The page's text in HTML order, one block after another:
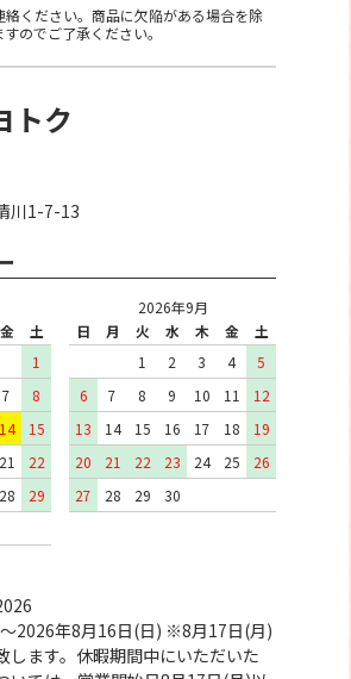
ください。商品に欠陥がある場合を除
のでご了承ください。
トク
川1-7-13
金
土
1
7
8
14
15
21
22
28
29
2026年9月
日
月 火 水 木 金
土
1
2 3 4
5
6
7 8 9 10 11
12
13
14 15 16 17 18
19
20
21 22 23 24 25
26
27
28 29 30
2026年8月16日(日) ※8月17日(月)
します。休暇期間中にいただいた